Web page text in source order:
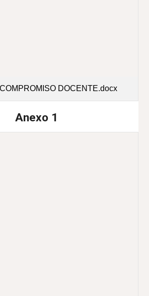
DOCENTE.docx
Anexo1